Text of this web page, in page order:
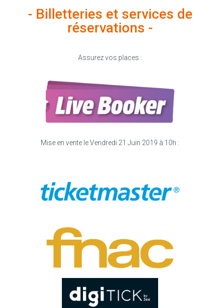
- Billetteries et services de
réservations -
Assurez vos places :
Mise en vente le Vendredi 21 Juin 2019 à 10h :